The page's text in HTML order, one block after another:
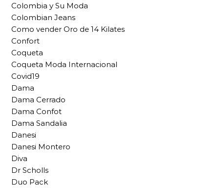
Colombia y Su Moda
Colombian Jeans
Como vender Oro de 14 Kilates
Confort
Coqueta
Coqueta Moda Internacional
Covid19
Dama
Dama Cerrado
Dama Confot
Dama Sandalia
Danesi
Danesi Montero
Diva
Dr Scholls
Duo Pack